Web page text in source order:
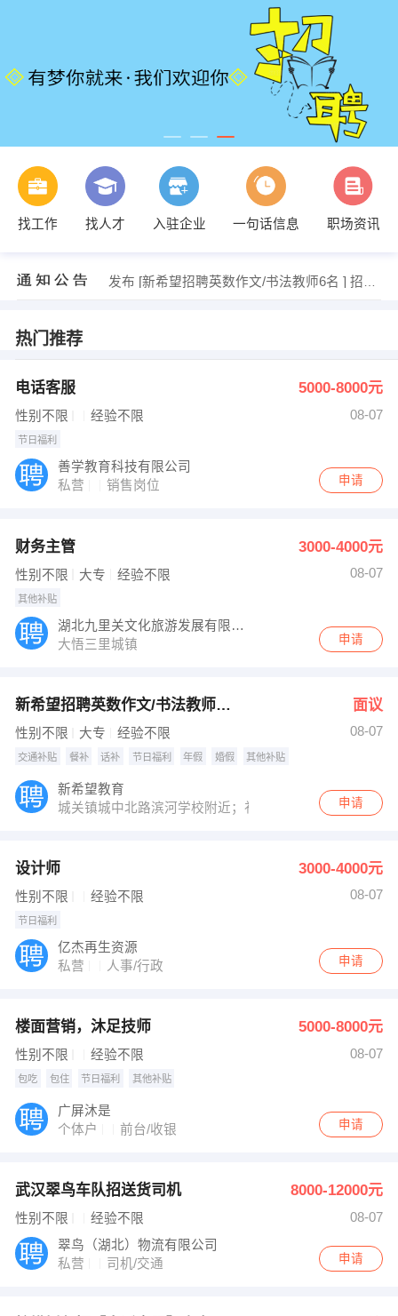
找工作 找人才 入驻企业 一句话信息 职场资讯
发布 [楼面营销，沐足技师 ] 招聘信息
【大悟海丰商贸有限公司】 强势入驻
【大悟华隆商贸经营部】 强势入驻
【闪电生活（湖北）互联网科技有限公司】 强势入驻
【亿杰再生资源】 强势入驻
【中小学教育培训】 强势入驻
发布 [新希望招聘英数作文/书法教师6名 ] 招聘信息
热门推荐
电话客服 5000-8000元
性别不限 经验不限 08-07
节日福利
善学教育科技有限公司
私营
销售岗位 申请
财务主管 3000-4000元
性别不限 大专 经验不限 08-07
其他补贴
湖北九里关文化旅游发展有限公司
大悟三里城镇
申请
新希望招聘英数作文/书法教师6名 面议
性别不限 大专 经验不限 08-07
交通补贴 餐补 话补 节日福利 年假 婚假 其他补贴
新希望教育
城关镇城中北路滨河学校附近；礼山学校人民广场旁
申请
设计师 3000-4000元
性别不限 经验不限 08-07
节日福利
亿杰再生资源
私营
人事/行政 申请
楼面营销，沐足技师 5000-8000元
性别不限 经验不限 08-07
包吃 包住 节日福利 其他补贴
广屏沐是
个体户
前台/收银 申请
武汉翠鸟车队招送货司机 8000-12000元
性别不限 经验不限
08-07
翠鸟（湖北）物流有限公司
私营
司机/交通 申请